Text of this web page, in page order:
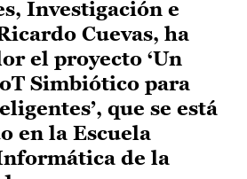
Investigación e
Cuevas, ha
el proyecto ‘Un
Simbiótico para
que se está
en la Escuela
de la